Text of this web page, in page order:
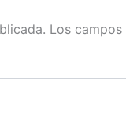
Los